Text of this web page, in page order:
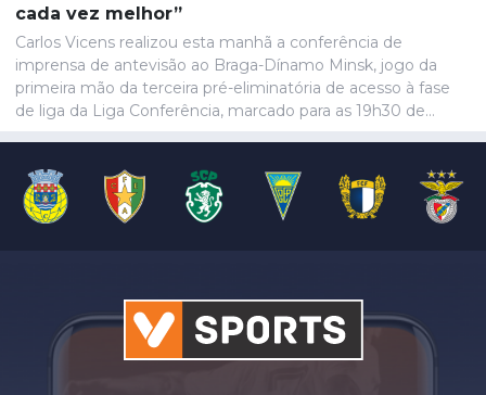
cada vez melhor”
Carlos Vicens realizou esta manhã a conferência de
imprensa de antevisão ao Braga-Dínamo Minsk, jogo da
primeira mão da terceira pré-eliminatória de acesso à fase
de liga da Liga Conferência, marcado para as 19h30 de